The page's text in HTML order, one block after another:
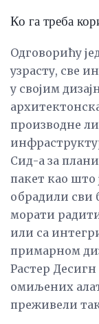
Ко га треба
Одговорићу
узрасту, све
у својим
производне
Сид-а за
пакет као што
обрадили сви
морати
или са
примарном
Растер
омиљених
преживели